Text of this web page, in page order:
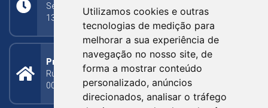
Utilizamos cookies e outras
tecnologias de medição para
melhorar a sua experiência de
navegação no nosso site, de
forma a mostrar conteúdo
personalizado, anúncios
direcionados, analisar o tráfego
Segunda a Sexta: 8h às 11h30min (manhã);
13h30min às 17h (tarde)
Prefeitura Municipal
Rua Silva Jardim, 505 - Bairro Centro - CEP: 95340-
000